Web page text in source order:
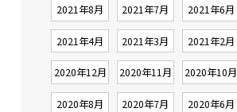
2021年8月 2021年7月 2021年6月
2021年4月 2021年3月 2021年2月
2020年12月 2020年11月 2020年10月
2020年8月 2020年7月 2020年6月